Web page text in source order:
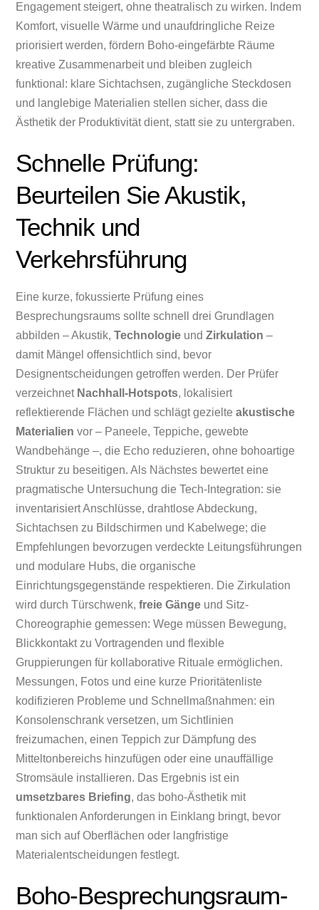
Engagement steigert, ohne theatralisch zu wirken. Indem
Komfort, visuelle Wärme und unaufdringliche Reize
priorisiert werden, fördern Boho-eingefärbte Räume
kreative Zusammenarbeit und bleiben zugleich
funktional: klare Sichtachsen, zugängliche Steckdosen
und langlebige Materialien stellen sicher, dass die
Ästhetik der Produktivität dient, statt sie zu untergraben.
Schnelle Prüfung:
Beurteilen Sie Akustik,
Technik und
Verkehrsführung
Eine kurze, fokussierte Prüfung eines
Besprechungsraums sollte schnell drei Grundlagen
abbilden – Akustik,Technologie undZirkulation –
damit Mängel offensichtlich sind, bevor
Designentscheidungen getroffen werden. Der Prüfer
verzeichnet Nachhall-Hotspots, lokalisiert
reflektierende Flächen und schlägt gezielteakustische
Materialien vor – Paneele, Teppiche, gewebte
Wandbehänge –, die Echo reduzieren, ohne bohoartige
Struktur zu beseitigen. Als Nächstes bewertet eine
pragmatische Untersuchung die Tech-Integration: sie
inventarisiert Anschlüsse, drahtlose Abdeckung,
Sichtachsen zu Bildschirmen und Kabelwege; die
Empfehlungen bevorzugen verdeckte Leitungsführungen
und modulare Hubs, die organische
Einrichtungsgegenstände respektieren. Die Zirkulation
wird durch Türschwenk,freie Gänge und Sitz-
Choreographie gemessen: Wege müssen Bewegung,
Blickkontakt zu Vortragenden und flexible
Gruppierungen für kollaborative Rituale ermöglichen.
Messungen, Fotos und eine kurze Prioritätenliste
kodifizieren Probleme und Schnellmaßnahmen: ein
Konsolenschrank versetzen, um Sichtlinien
freizumachen, einen Teppich zur Dämpfung des
Mitteltonbereichs hinzufügen oder eine unauffällige
Stromsäule installieren. Das Ergebnis ist ein
umsetzbares Briefing, das boho-Ästhetik mit
funktionalen Anforderungen in Einklang bringt, bevor
man sich auf Oberflächen oder langfristige
Materialentscheidungen festlegt.
Boho-Besprechungsraum-